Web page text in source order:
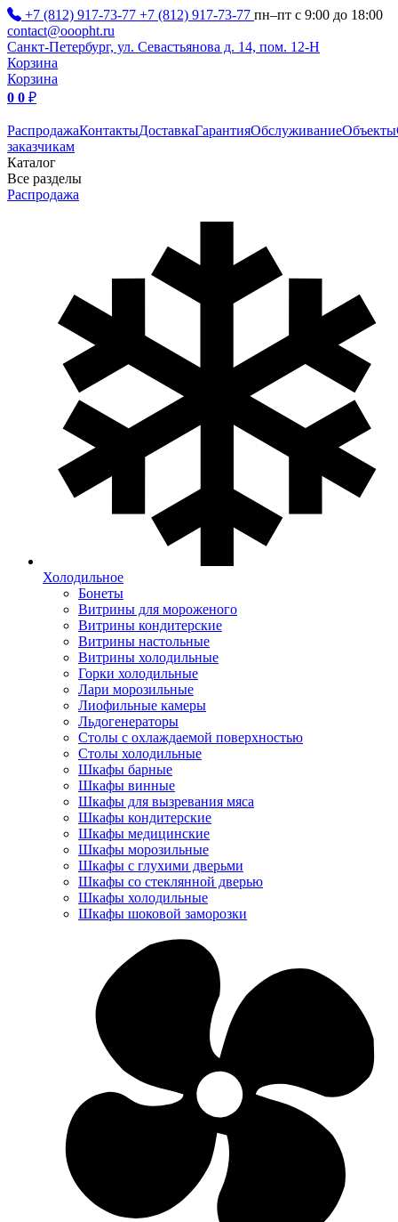
+7 (812) 917-73-77 +7 (812) 917-73-77 пн–пт с 9:00 до 18:00
contact@ooopht.ru
Санкт-Петербург, ул. Севастьянова д. 14, пом. 12-Н
Корзина
Корзина
0 0 ₽
РаспродажаКонтактыДоставкаГарантияОбслуживаниеОбъекты
заказчикам
Каталог
Все разделы
Распродажа
Холодильное
Бонеты
Витрины для мороженого
Витрины кондитерские
Витрины настольные
Витрины холодильные
Горки холодильные
Лари морозильные
Лиофильные камеры
Льдогенераторы
Столы с охлаждаемой поверхностью
Столы холодильные
Шкафы барные
Шкафы винные
Шкафы для вызревания мяса
Шкафы кондитерские
Шкафы медицинские
Шкафы морозильные
Шкафы с глухими дверьми
Шкафы со стеклянной дверью
Шкафы холодильные
Шкафы шоковой заморозки